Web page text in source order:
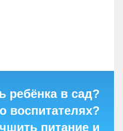
ребёнка в сад?
воспитателях?
питание и